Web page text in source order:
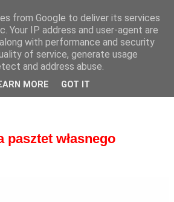
pasztet własnego
from Google to deliver its services
Your IP address and user-agent are
with performance and security
of service, generate usage
and address abuse.
MORE GOT IT